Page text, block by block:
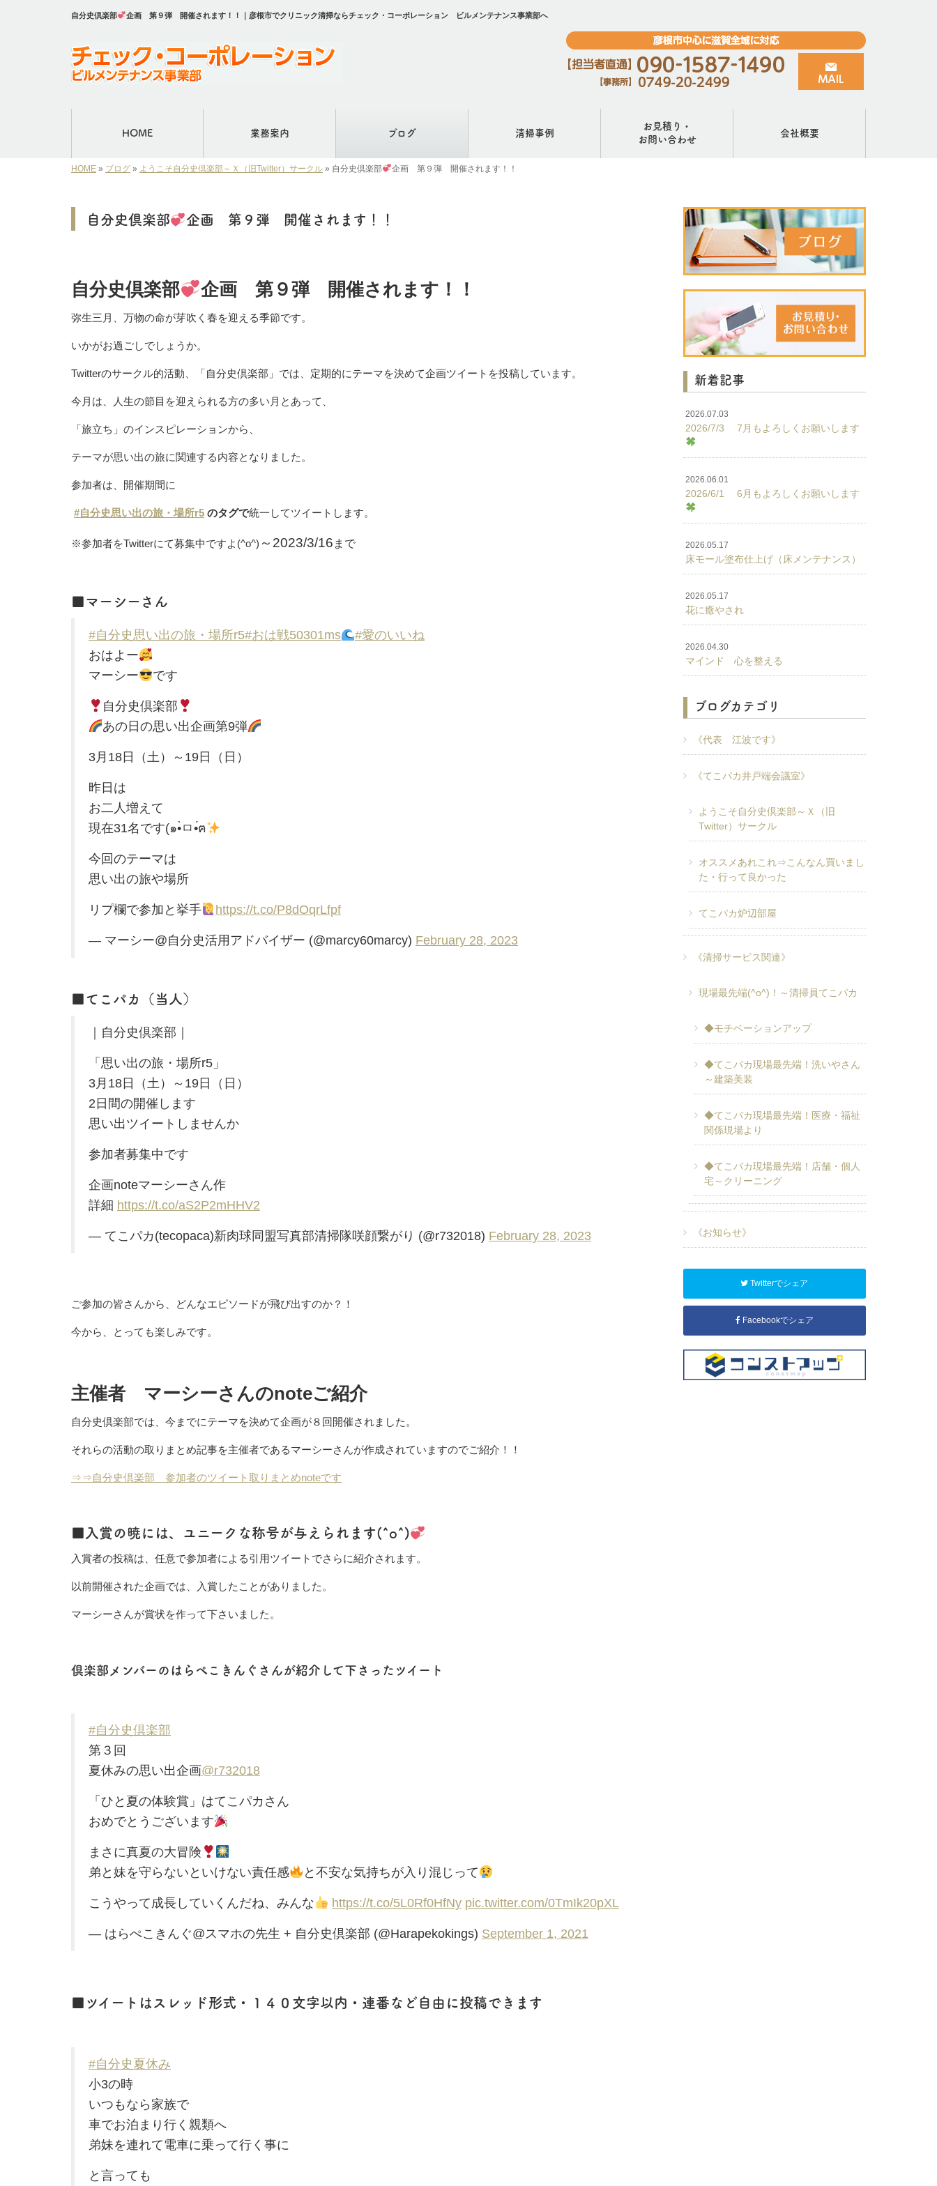
自分史倶楽部 企画 第９弾 開催されます！！｜彦根市でクリニック清掃ならチェック・コーポレーション ビルメンテナンス事業部へ
HOME 業務案内 ブログ 清掃事例
お見積り・
お問い合わせ
会社概要
HOME » ブログ » ようこそ自分史倶楽部～Ｘ（旧Twitter）サークル » 自分史倶楽部 企画 第９弾 開催されます！！
自分史倶楽部 企画 第９弾 開催されます！！
自分史倶楽部 企画 第９弾 開催されます！！
弥生三月、万物の命が芽吹く春を迎える季節です。
いかがお過ごしでしょうか。
Twitterのサークル的活動、「自分史倶楽部」では、定期的にテーマを決めて企画ツイートを投稿しています。
今月は、人生の節目を迎えられる方の多い月とあって、
「旅立ち」のインスピレーションから、
テーマが思い出の旅に関連する内容となりました。
参加者は、開催期間に
#自分史思い出の旅・場所r5 のタグで統一してツイートします。
※参加者をTwitterにて募集中ですよ(^o^) ～2023/3/16 まで
■マーシーさん
#自分史思い出の旅・場所r5#おは戦50301ms
#愛のいいね
おはよー
マーシー
です
自分史倶楽部
あの日の思い出企画第9弾
3月18日（土）～19日（日）
昨日は
お二人増えて
現在31名です(๑•̀ㅁ•́ฅ
今回のテーマは
思い出の旅や場所
リプ欄で参加と挙手 https://t.co/P8dOqrLfpf
— マーシー@自分史活用アドバイザー (@marcy60marcy) February 28, 2023
■てこパカ（当人）
｜自分史倶楽部｜
「思い出の旅・場所r5」
3月18日（土）～19日（日）
2日間の開催します
思い出ツイートしませんか
参加者募集中です
企画noteマーシーさん作
詳細 https://t.co/aS2P2mHHV2
— てこパカ(tecopaca)新肉球同盟写真部清掃隊咲顔繋がり (@r732018) February 28, 2023
ご参加の皆さんから、どんなエピソードが飛び出すのか？！
今から、とっても楽しみです。
主催者 マーシーさんのnoteご紹介
自分史倶楽部では、今までにテーマを決めて企画が８回開催されました。
それらの活動の取りまとめ記事を主催者であるマーシーさんが作成されていますのでご紹介！！
⇒⇒自分史倶楽部 参加者のツイート取りまとめnoteです
■入賞の暁には、ユニークな称号が与えられます(^o^)
入賞者の投稿は、任意で参加者による引用ツイートでさらに紹介されます。
以前開催された企画では、入賞したことがありました。
マーシーさんが賞状を作って下さいました。
倶楽部メンバーのはらぺこきんぐさんが紹介して下さったツイート
#自分史倶楽部
第３回
夏休みの思い出企画@r732018
「ひと夏の体験賞」はてこパカさん
おめでとうございます
まさに真夏の大冒険
弟と妹を守らないといけない責任感
と不安な気持ちが入り混じって
こうやって成長していくんだね、みんな https://t.co/5L0Rf0HfNy pic.twitter.com/0TmIk20pXL
— はらぺこきんぐ@スマホの先生 + 自分史倶楽部 (@Harapekokings) September 1, 2021
■ツイートはスレッド形式・１４０文字以内・連番など自由に投稿できます
#自分史夏休み
小3の時
いつもなら家族で
車でお泊まり行く親類へ
弟妹を連れて電車に乗って行く事に
と言っても
新着記事
2026.07.03
2026/7/3 7月もよろしくお願いします
2026.06.01
2026/6/1 6月もよろしくお願いします
2026.05.17
床モール塗布仕上げ（床メンテナンス）
2026.05.17
花に癒やされ
2026.04.30
マインド 心を整える
ブログカテゴリ
《代表 江波です》
《てこパカ井戸端会議室》
ようこそ自分史倶楽部～Ｘ（旧
Twitter）サークル
オススメあれこれ⇒こんなん買いまし
た・行って良かった
てこパカ炉辺部屋
《清掃サービス関連》
現場最先端(^o^)！～清掃員てこパカ
◆モチベーションアップ
◆てこパカ現場最先端！洗いやさん
～建築美装
◆てこパカ現場最先端！医療・福祉
関係現場より
◆てこパカ現場最先端！店舗・個人
宅～クリーニング
《お知らせ》
Twitterでシェア
Facebookでシェア